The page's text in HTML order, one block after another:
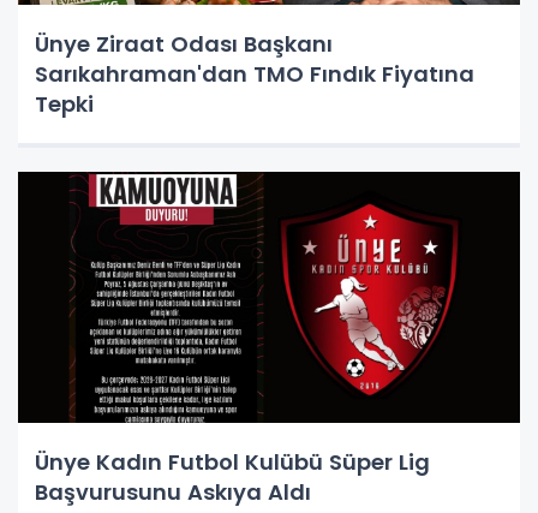
Ünye Ziraat Odası Başkanı
Sarıkahraman'dan TMO Fındık Fiyatına
Tepki
Ünye Kadın Futbol Kulübü Süper Lig
Başvurusunu Askıya Aldı